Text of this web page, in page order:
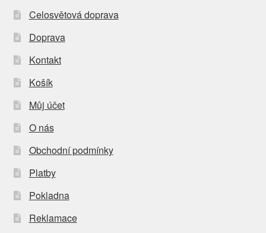
Celosvětová doprava
Doprava
Kontakt
Košík
Můj účet
O nás
Obchodní podmínky
Platby
Pokladna
Reklamace